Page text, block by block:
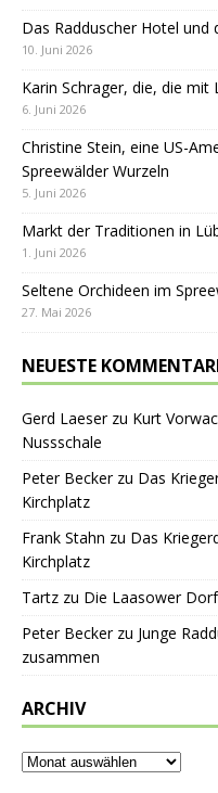
Das Radduscher Hotel und
10. Juni 2026
Karin Schrager, die, die mit
6. Juni 2026
Christine Stein, eine US-
Spreewälder Wurzeln
5. Juni 2026
Markt der Traditionen in
1. Juni 2026
Seltene Orchideen im
27. Mai 2026
NEUESTE
Gerd Laeserzu Kurt
Nussschale
Peter Beckerzu Das
Kirchplatz
Frank Stahn zu Das
Kirchplatz
Tartz zu Die Laasower
Peter Beckerzu Junge
zusammen
ARCHIV